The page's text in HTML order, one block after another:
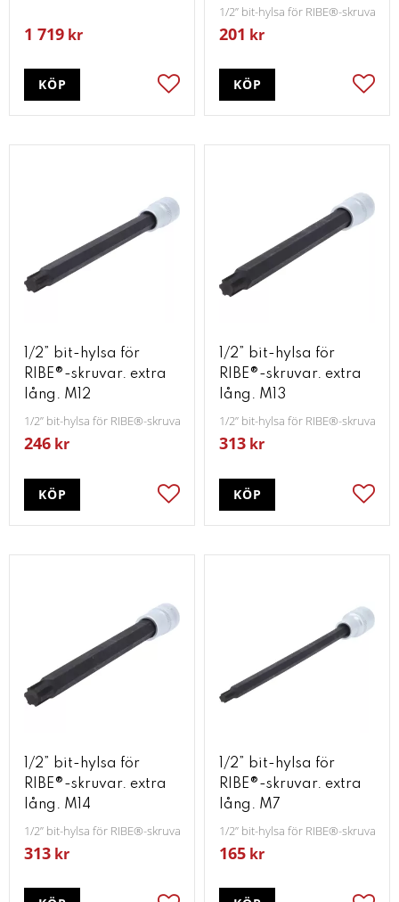
1 719 kr
Lägg till i favoriter
KÖP
1/2” bit-hylsa för RIBE®-skruvar.
201 kr
KÖP
1/2” bit-hylsa för
RIBE®-skruvar. extra
lång. M12
1/2” bit-hylsa för RIBE®-skruvar. extra lång. M12
246 kr
Lägg till i favoriter
KÖP
1/2” bit-hylsa för
RIBE®-skruvar. extra
lång. M13
1/2” bit-hylsa för RIBE®-skruvar.
313 kr
KÖP
1/2” bit-hylsa för
RIBE®-skruvar. extra
lång. M14
1/2” bit-hylsa för RIBE®-skruvar. extra lång. M14
313 kr
1/2” bit-hylsa för
RIBE®-skruvar. extra
lång. M7
1/2” bit-hylsa för RIBE®-skruvar.
165 kr